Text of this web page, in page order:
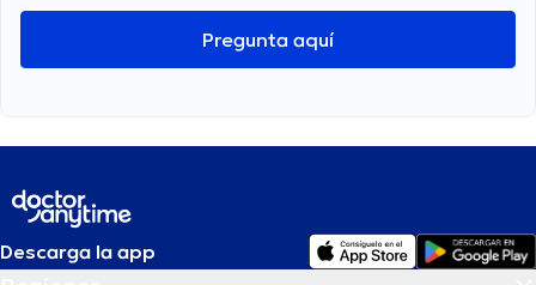
Pregunta aquí
Descarga la app